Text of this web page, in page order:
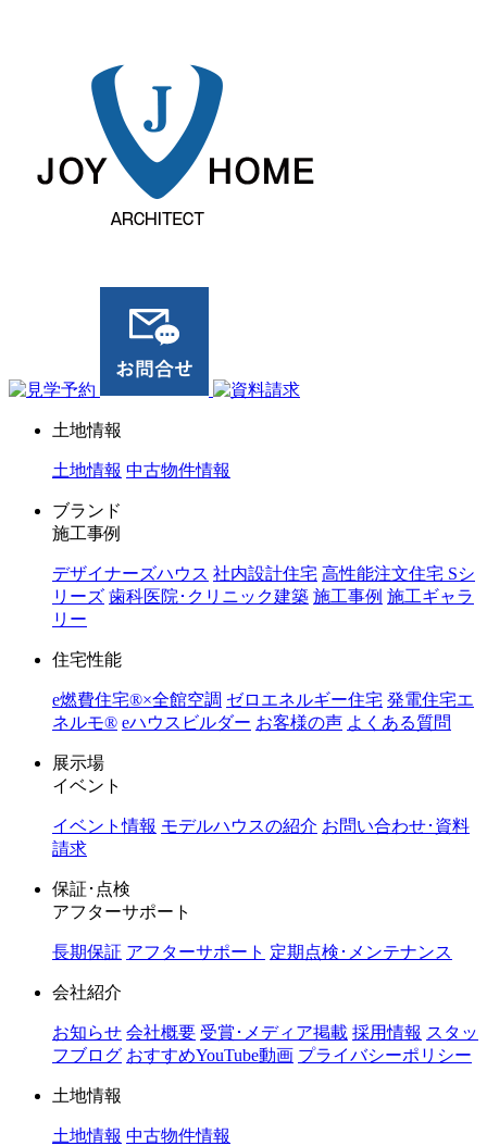
土地情報
土地情報 中古物件情報
ブランド
施工事例
デザイナーズハウス 社内設計住宅 高性能注文住宅 Sシ
リーズ 歯科医院･クリニック建築 施工事例 施工ギャラ
リー
住宅性能
e燃費住宅®︎×全館空調 ゼロエネルギー住宅 発電住宅エ
ネルモ®︎ eハウスビルダー お客様の声 よくある質問
展示場
イベント
イベント情報 モデルハウスの紹介 お問い合わせ･資料
請求
保証･点検
アフターサポート
長期保証 アフターサポート 定期点検･メンテナンス
会社紹介
お知らせ 会社概要 受賞･メディア掲載 採用情報 スタッ
フブログ おすすめYouTube動画 プライバシーポリシー
土地情報
土地情報 中古物件情報